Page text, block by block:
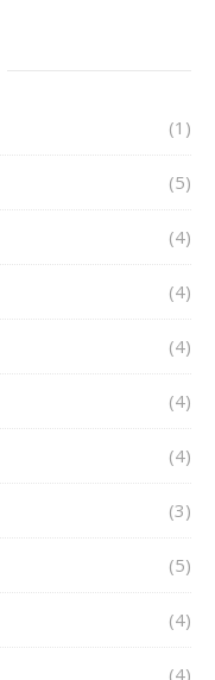
(1)
(5)
(4)
(4)
(4)
(4)
(4)
(3)
(5)
(4)
(4)